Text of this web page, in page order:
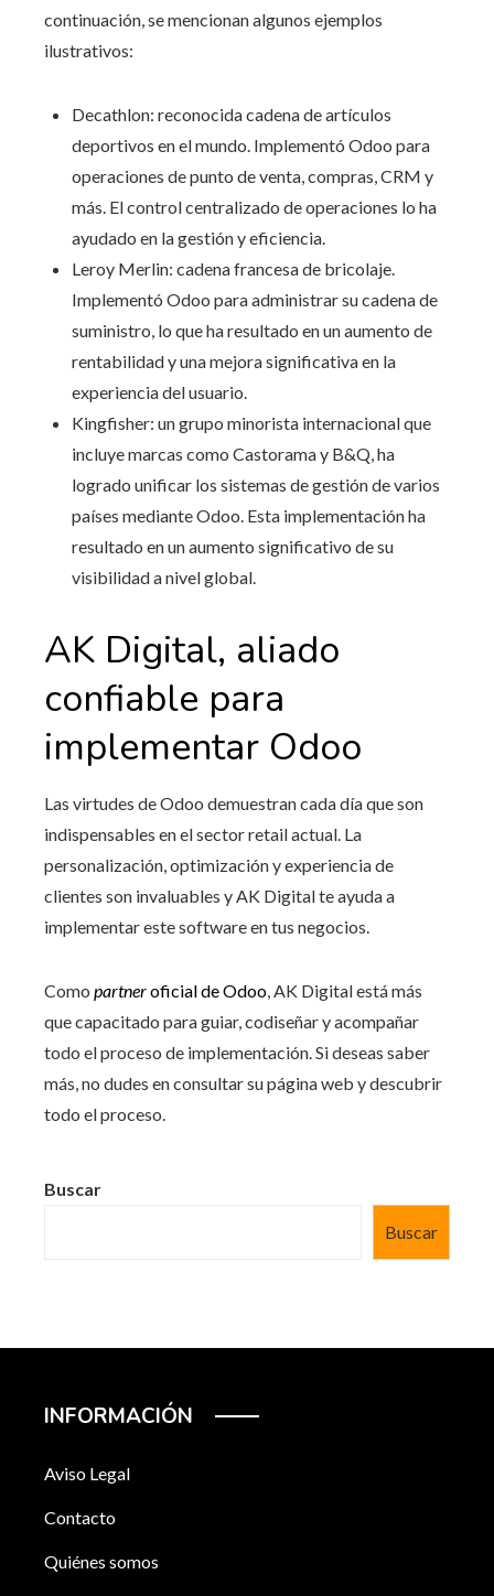
continuación, se mencionan algunos ejemplos
ilustrativos:
Decathlon: reconocida cadena de artículos
deportivos en el mundo. Implementó Odoo para
operaciones de punto de venta, compras, CRM y
más. El control centralizado de operaciones lo ha
ayudado en la gestión y eficiencia.
Leroy Merlin: cadena francesa de bricolaje.
Implementó Odoo para administrar su cadena de
suministro, lo que ha resultado en un aumento de
rentabilidad y una mejora significativa en la
experiencia del usuario.
Kingfisher: un grupo minorista internacional que
incluye marcas como Castorama y B&Q, ha
logrado unificar los sistemas de gestión de varios
países mediante Odoo. Esta implementación ha
resultado en un aumento significativo de su
visibilidad a nivel global.
AK Digital, aliado
confiable para
implementar Odoo
Las virtudes de Odoo demuestran cada día que son
indispensables en el sector retail actual. La
personalización, optimización y experiencia de
clientes son invaluables y AK Digital te ayuda a
implementar este software en tus negocios.
Como partneroficialde Odoo, AK Digital está más
que capacitado para guiar, codiseñar y acompañar
todo el proceso de implementación. Si deseas saber
más, no dudes en consultar su página web y descubrir
todo el proceso.
Buscar
Buscar
INFORMACIÓN
Aviso Legal
Contacto
Quiénes somos